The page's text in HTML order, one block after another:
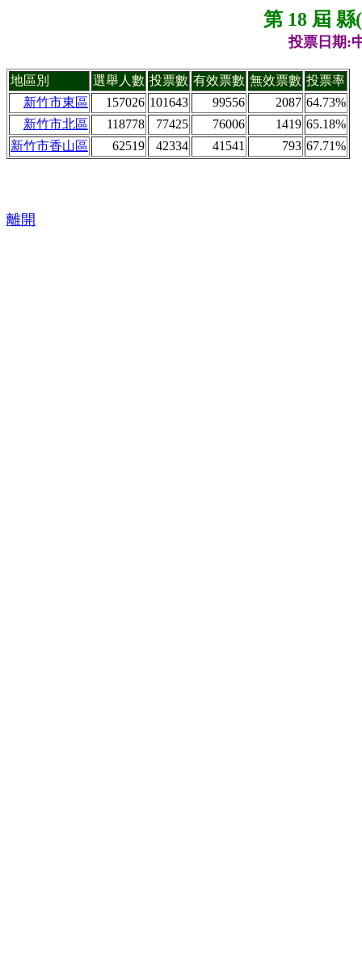
第 18 屆
投票日期:
地區別 選舉人數 投票數 有效票數 無效票數 投票率
新竹市東區
157026 101643 99556 2087 64.73%
新竹市北區
118778 77425 76006 1419 65.18%
新竹市香山區
62519 42334 41541 793 67.71%
離開